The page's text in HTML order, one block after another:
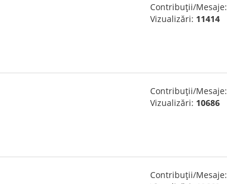
Contribuții/Mesaje:
Vizualizări: 11414
Contribuții/Mesaje:
Vizualizări: 10686
Contribuții/Mesaje: